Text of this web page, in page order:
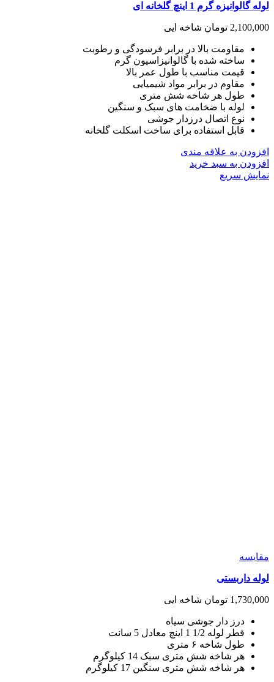
لوله گالوانیزه گرم 1 اینچ گلخانه ای
2,100,000 تومان شاخه ایی
مقاومت بالا در برابر فرسودگی و رطوبت
ساخته شده با گالوانیزاسیون گرم
قیمت مناسب با طول عمر بالا
مقاوم در برابر مواد شیمیایی
طول هر شاخه شش متری
لوله با ضخامت های سبک و سنگین
نوع اتصال درزدار جوشی
قابل استفاده برای ساخت اسکلت گلخانه
افزودن به علاقه مندی
افزودن به سبد خرید
نمایش سریع
مقايسه
لوله داربستی
1,730,000 تومان شاخه ایی
درز دار جوشی سیاه
قطر لوله 1/2 1 اینچ معادل 5 سانت
طول شاخه ۶ متری
هر شاخه شش متری سبک 14 کیلوگرم
هر شاخه شش متری سنگین 17 کیلوگرم